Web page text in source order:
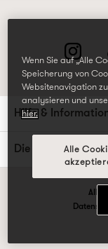
Hilfe &
Die TK Maxx
Wenn Sie auf „Alle
Speicherung von
Websitenavigation
analysieren und
hier.
Alle